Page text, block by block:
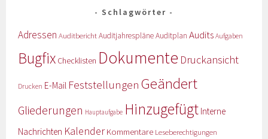
Schlagwörter
Adressen AuditberichtAuditjahrespläneAuditplan Audits Aufgaben
Bugfix Checklisten Dokumente Druckansicht
Drucken E-Mail Feststellungen Geändert
Gliederungen Hauptaufgabe Hinzugefügt Interne
Nachrichten KalenderKommentare Leseberechtigungen